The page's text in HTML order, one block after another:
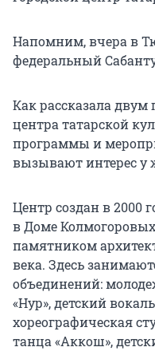
Напомним, вчера в
федеральный
Как рассказала двум
центра татарской
программы и
вызывают интерес у
Центр создан в 2000
в Доме
памятником
века. Здесь
объединений:
«Нур», детский
хореографическая
танца «Аккош»,